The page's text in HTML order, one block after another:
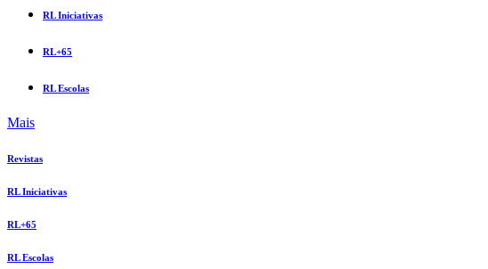
RL Iniciativas
RL+65
RL Escolas
Mais
Revistas
RL Iniciativas
RL+65
RL Escolas